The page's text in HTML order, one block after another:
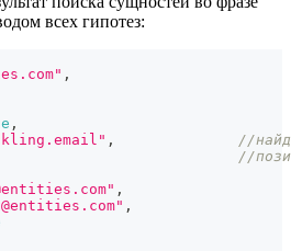
всех гипотез:
,
,
,
//
//
,
,